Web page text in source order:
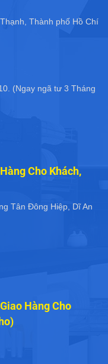
Thành phố Hồ Chí
(Ngay ngã tư 3 Tháng
Cho Khách,
Tân Đông Hiệp, Dĩ An
Hàng Cho